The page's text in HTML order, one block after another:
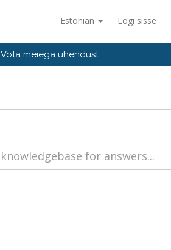
Estonian Logi sisse
Võta meiega ühendust